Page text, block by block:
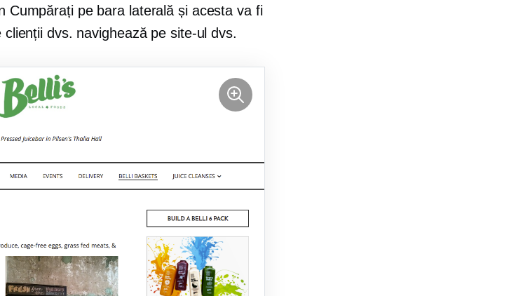
Cumpărați pe bara laterală și acesta va fi
dvs. navighează pe site-ul dvs.